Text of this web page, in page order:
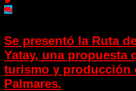
Se presentó la Ruta
Yatay, una propuesta
turismo y producción
Palmares.